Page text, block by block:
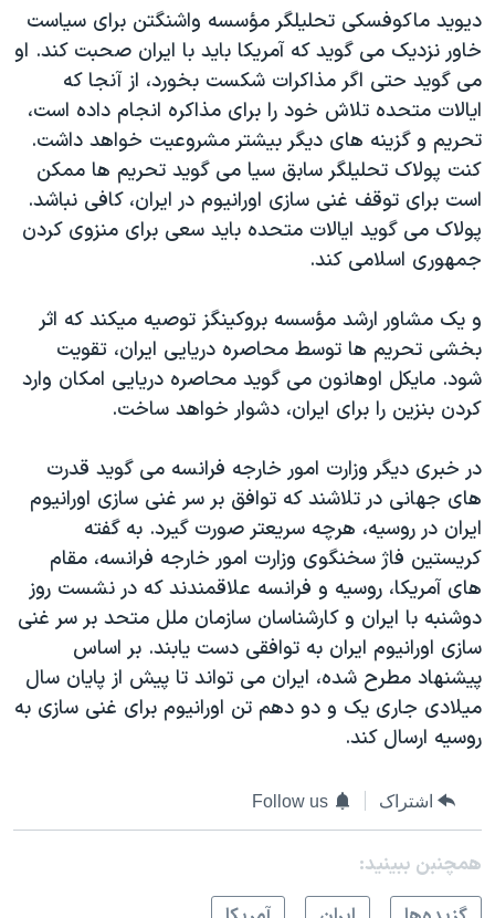
همایش محافظه‌کاران آمریکا «سی‌پک»
صفحه‌های ویژه
سفر پرزیدنت ترامپ به چین
ديويد ماکوفسکی تحليلگر مؤسسه واشنگتن برای سياست
خاور نزديک می گويد که آمريکا بايد با ايران صحبت کند. او
می گويد حتی اگر مذاکرات شکست بخورد، از آنجا که
ايالات متحده تلاش خود را برای مذاکره انجام داده است،
تحريم و گزينه های ديگر بيشتر مشروعيت خواهد داشت.
کنت پولاک تحليلگر سابق سيا می گويد تحريم ها ممکن
است برای توقف غنی سازی اورانيوم در ايران، کافی نباشد.
پولاک می گويد ايالات متحده بايد سعی برای منزوی کردن
جمهوری اسلامی کند.
و يک مشاور ارشد مؤسسه بروکينگز توصيه ميکند که اثر
بخشی تحريم ها توسط محاصره دريايی ايران، تقويت
شود. مايکل اوهانون می گويد محاصره دريايی امکان وارد
کردن بنزين را برای ايران، دشوار خواهد ساخت.
در خبری ديگر وزارت امور خارجه فرانسه می گويد قدرت
های جهانی در تلاشند که توافق بر سر غنی سازی اورانيوم
ايران در روسيه، هرچه سريعتر صورت گيرد. به گفته
کريستين فاژ سخنگوی وزارت امور خارجه فرانسه، مقام
های آمريکا، روسيه و فرانسه علاقمندند که در نشست روز
دوشنبه با ايران و کارشناسان سازمان ملل متحد بر سر غنی
سازی اورانيوم ايران به توافقی دست يابند. بر اساس
پيشنهاد مطرح شده، ايران می تواند تا پيش از پايان سال
ميلادی جاری يک و دو دهم تن اورانيوم برای غنی سازی به
روسيه ارسال کند.
اشتراک Follow us
همچنبن ببینید: